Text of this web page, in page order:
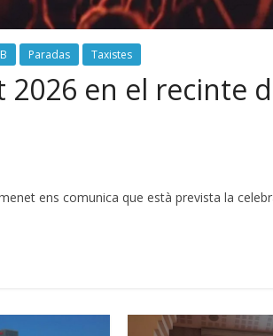
Paradas Taxistes
2026 en el recinte
ens comunica que està prevista la